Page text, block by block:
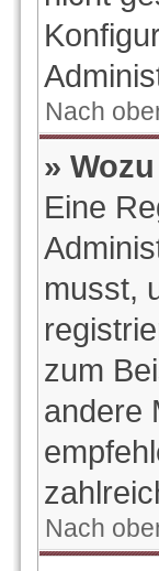
Nach
»
Eine
musst,
zum
andere
Nach